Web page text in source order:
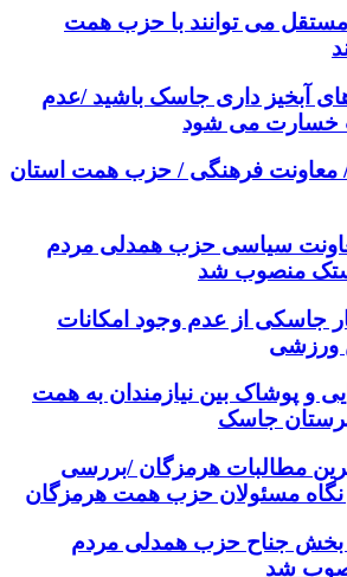
مستقل می توانند با حزب همت
آبخیز داری جاسک باشید /عدم
خسارت می شود
معاونت فرهنگی / حزب همت استان
سیاسی حزب همدلی مردم
منصوب شد
جاسکی از عدم وجود امکانات
ورزشی
و پوشاک بین نیازمندان به همت
جاسک
مطالبات هرمزگان /بررسی
نگاه مسئولان حزب همت هرمزگان
بخش جناح حزب همدلی مردم
شد